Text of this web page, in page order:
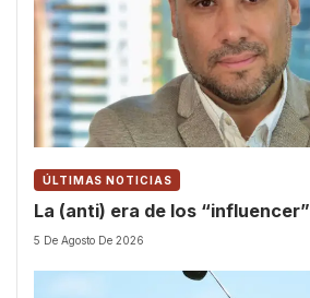
ÚLTIMAS NOTICIAS
La (anti) era de los “influencer”
5 De Agosto De 2026